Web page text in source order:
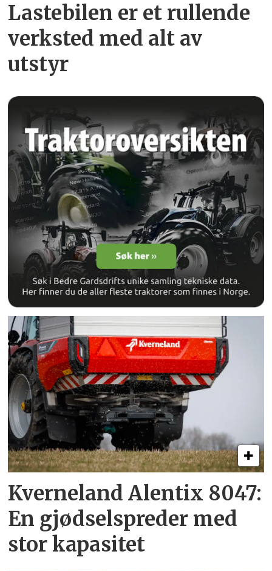
Lastebilen er et rullende
verksted med alt av
utstyr
Kverneland Alentix 8047:
En gjødsel­spreder med
stor kapasitet